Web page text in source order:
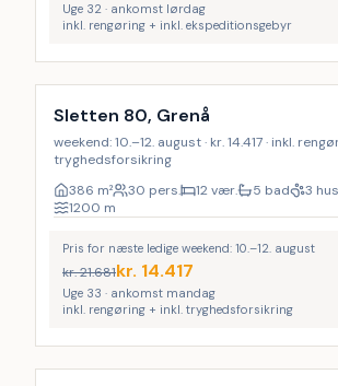
Uge 32 · ankomst lørdag
inkl. rengøring + inkl. ekspeditionsgebyr
LAST MINUTE
Inkl. rengøring
Sletten 80, Grenå
weekend: 10.–12. august · kr. 14.417 · inkl.
tryghedsforsikring
386 m² 30 pers. 12 vær. 5 bad
3
1200 m
Pris for næste ledige weekend: 10.–12. august
kr.21.681kr. 14.417
Uge 33 · ankomst mandag
inkl. rengøring + inkl. tryghedsforsikring
Inkl. rengøring